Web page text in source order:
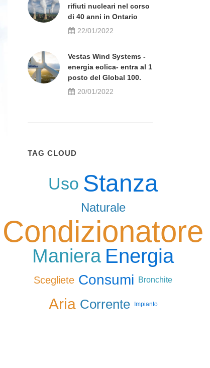
rifiuti nucleari nel corso
di 40 anni in Ontario
22/01/2022
Vestas Wind Systems -
energia eolica- entra al 1
posto del Global 100.
20/01/2022
TAG CLOUD
Uso Stanza
Naturale
Condizionatore
Maniera Energia
Scegliete Consumi Bronchite
Aria Corrente Impianto